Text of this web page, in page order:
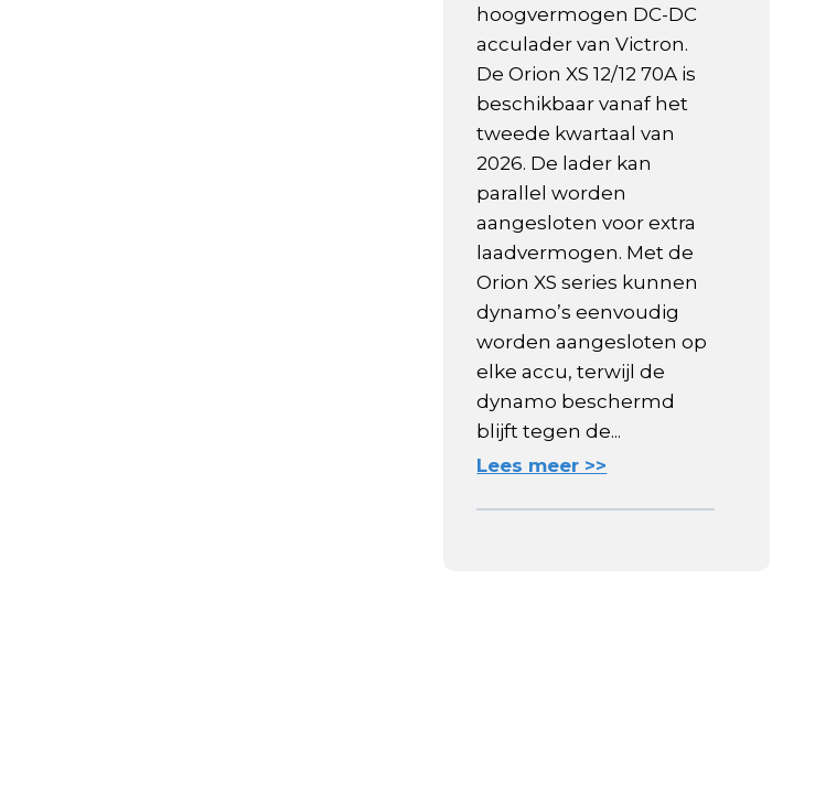
hoogvermogen DC-DC
acculader van Victron.
De Orion XS 12/12 70A is
beschikbaar vanaf het
tweede kwartaal van
2026. De lader kan
parallel worden
aangesloten voor extra
laadvermogen. Met de
Orion XS series kunnen
dynamo’s eenvoudig
worden aangesloten op
elke accu, terwijl de
dynamo beschermd
blijft tegen de...
Lees meer >>